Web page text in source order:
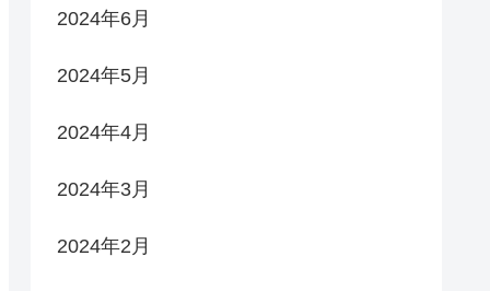
2024年6月
2024年5月
2024年4月
2024年3月
2024年2月